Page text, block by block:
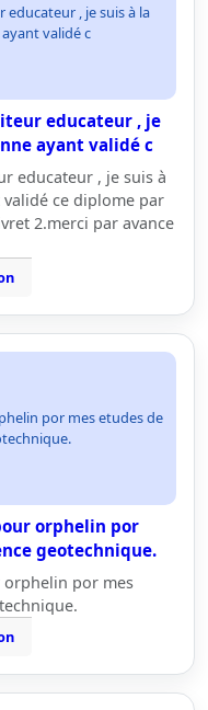
, je suis à la
validé c
educateur , je
ayant validé c
educateur , je suis à
ce diplome par
2.merci par avance
por mes etudes de
orphelin por
geotechnique.
por mes